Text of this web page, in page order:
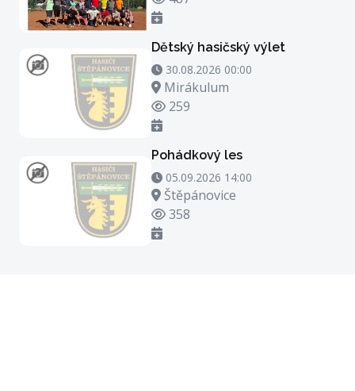
Dětský hasičský výlet
30.08.2026 00:00 - 30.08.2026 21:00
30.08.2026 00:00
Místo konání
Mirákulum
Počet zhlédnutí
259
Pohádkový les
05.09.2026 14:00 - 05.09.2026 15:00
05.09.2026 14:00
Místo konání
Štěpánovice
Počet zhlédnutí
358